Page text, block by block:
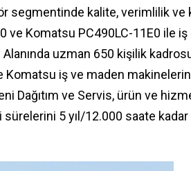
segmentinde kalite, verimlilik ve
ve Komatsu PC490LC-11E0 ile iş
A lanında uzman 650 kişilik
iş ve maden
Dağıtım ve Servis, ürün ve
sürelerini 5 yıl/12.000 saate